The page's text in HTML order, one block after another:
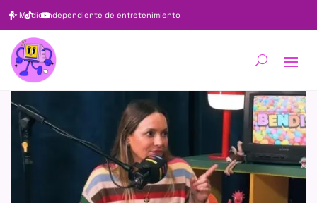
✨ Medio independiente de entretenimiento